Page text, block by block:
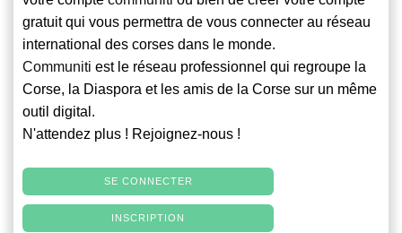
gratuit qui vous permettra de vous connecter au réseau
international des corses dans le monde.
Communiti est le réseau professionnel qui regroupe la
Corse, la Diaspora et les amis de la Corse sur un même
outil digital.
N'attendez plus ! Rejoignez-nous !
SE CONNECTER
INSCRIPTION